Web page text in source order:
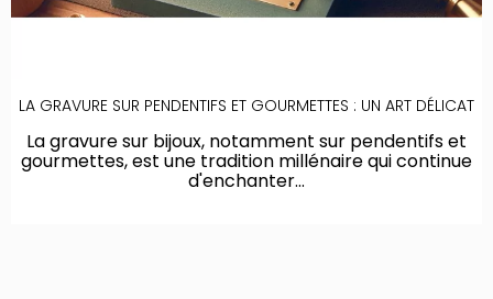
LA GRAVURE SUR PENDENTIFS ET GOURMETTES : UN ART DÉLICAT
La gravure sur bijoux, notamment sur pendentifs et
gourmettes, est une tradition millénaire qui continue
d'enchanter...